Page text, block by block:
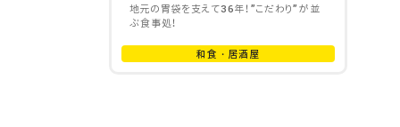
地元の胃袋を支えて36年！”こだわり”が並
ぶ食事処！
和食・居酒屋